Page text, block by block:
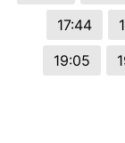
17:44
19:05